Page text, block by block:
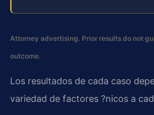
Attorney advertising. Prior results do not
outcome.
Los resultados de cada caso
variedad de factores ?nicos a